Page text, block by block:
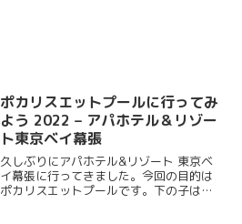
ポカリスエットプールに行ってみ
よう 2022 – アパホテル＆リゾー
ト東京ベイ幕張
久しぶりにアパホテル&リゾート 東京ベ
イ幕張に行ってきました。今回の目的は
ポカリスエットプールです。下の子は初